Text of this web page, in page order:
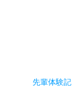
先輩体験記